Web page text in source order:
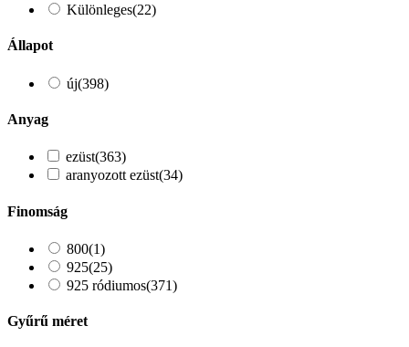
Különleges(22)
Állapot
új(398)
Anyag
ezüst(363)
aranyozott ezüst(34)
Finomság
800(1)
925(25)
925 ródiumos(371)
Gyűrű méret